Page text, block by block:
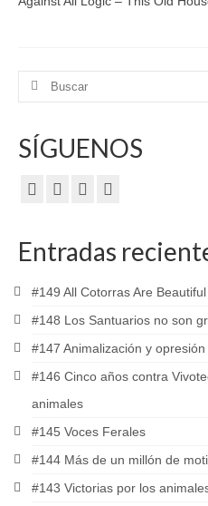
Buscar
SÍGUENOS
Entradas
#149 All Cotorras Are Beautiful
#148 Los Santuarios no son
#147 Animalización y
#146 Cinco años contra
animales
#145 Voces Ferales
#144 Más de un millón de
#143 Victorias por los